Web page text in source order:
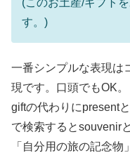
す。)
一番シンプルな表現は
現です。口頭でもOK。
giftの代わりにpresent
で検索するとsouvenir
「自分用の旅の記念